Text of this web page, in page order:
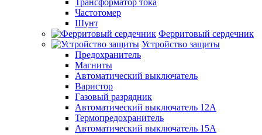
Трансформатор тока
Частотомер
Шунт
Ферритовый сердечник
Устройство защиты
Предохранитель
Магниты
Автоматический выключатель
Варистор
Газовый разрядник
Автоматический выключатель 12А
Термопредохранитель
Автоматический выключатель 15А